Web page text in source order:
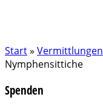
Start» Vermittlungen
Nymphensittiche
Spenden